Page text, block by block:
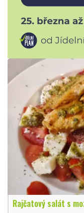
Rajčatový salát s